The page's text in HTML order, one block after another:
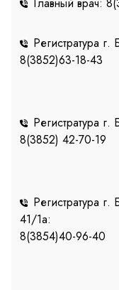
Главный врач:
Регистратура
8(3852)63-18-43
Регистратура
8(3852) 42-70-19
Регистратура
41/1a:
8(3854)40-96-40